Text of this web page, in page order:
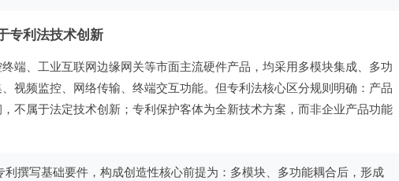
专利法技术创新
端、工业互联网边缘网关等市面主流硬件产品，均采用多模块集成、多功
视频监控、网络传输、终端交互功能。但专利法核心区分规则明确：产品
不属于法定技术创新；专利保护客体为全新技术方案，而非企业产品功能
撰写基础要件，构成创造性核心前提为：多模块、多功能耦合后，形成